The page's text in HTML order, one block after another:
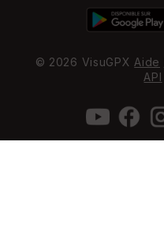
© 2026 VisuGPX Aide
API